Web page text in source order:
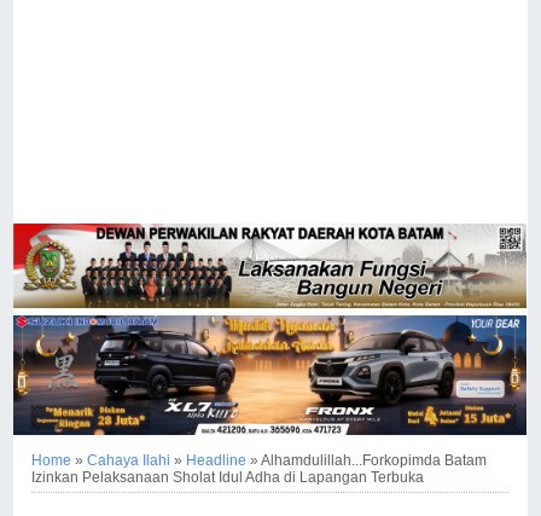
Home »Cahaya Ilahi » Headline »Alhamdulillah...Forkopimda Batam
Izinkan Pelaksanaan Sholat Idul Adha di Lapangan Terbuka